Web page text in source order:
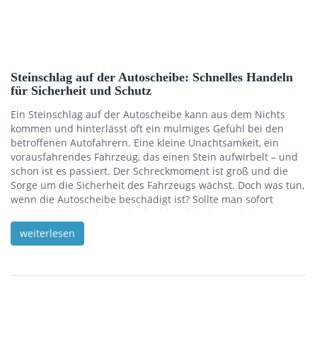
Steinschlag auf der Autoscheibe: Schnelles Handeln
für Sicherheit und Schutz
Ein Steinschlag auf der Autoscheibe kann aus dem Nichts
kommen und hinterlässt oft ein mulmiges Gefühl bei den
betroffenen Autofahrern. Eine kleine Unachtsamkeit, ein
vorausfahrendes Fahrzeug, das einen Stein aufwirbelt – und
schon ist es passiert. Der Schreckmoment ist groß und die
Sorge um die Sicherheit des Fahrzeugs wächst. Doch was tun,
wenn die Autoscheibe beschädigt ist? Sollte man sofort
handeln oder reicht es, das Problem bei der nächsten
Inspektion anzugehen? In dieser umfassenden Betrachtung
beleuchten wir, welche Schritte unmittelbar nach einem
weiterlesen